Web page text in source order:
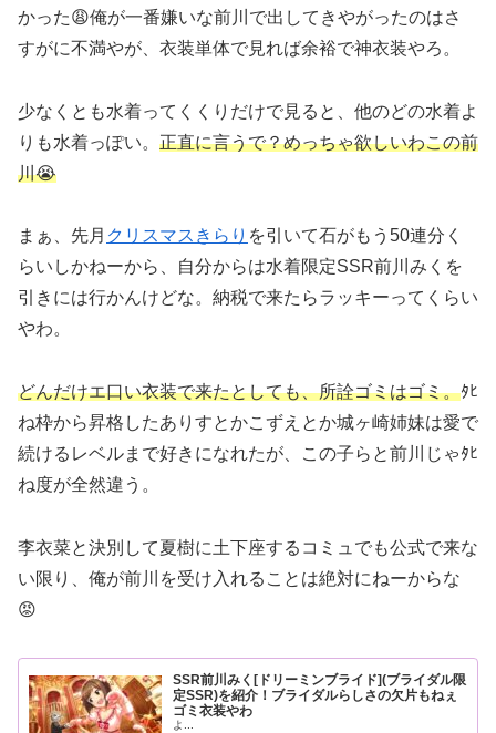
かった😩俺が一番嫌いな前川で出してきやがったのはさ
すがに不満やが、衣装単体で見れば余裕で神衣装やろ。
少なくとも水着ってくくりだけで見ると、他のどの水着よ
りも水着っぽい。 正直に言うで？めっちゃ欲しいわこの前
川😭
まぁ、先月 クリスマスきらり を引いて石がもう50連分く
らいしかねーから、自分からは水着限定SSR前川みくを
引きには行かんけどな。納税で来たらラッキーってくらい
やわ。
どんだけエ口い衣装で来たとしても、所詮ゴミはゴミ。ﾀﾋ
ね枠から昇格したありすとかこずえとか城ヶ崎姉妹は愛で
続けるレベルまで好きになれたが、この子らと前川じゃﾀﾋ
ね度が全然違う。
李衣菜と決別して夏樹に土下座するコミュでも公式で来な
い限り、俺が前川を受け入れることは絶対にねーからな
😡
SSR前川みく[ドリーミンブライド](ブライダル限
定SSR)を紹介！ブライダルらしさの欠片もねぇ
ゴミ衣装やわ
よ...